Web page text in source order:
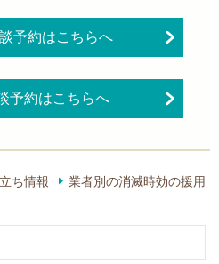
予約はこちらへ
予約はこちらへ
ち情報 業者別の消滅時効の援用